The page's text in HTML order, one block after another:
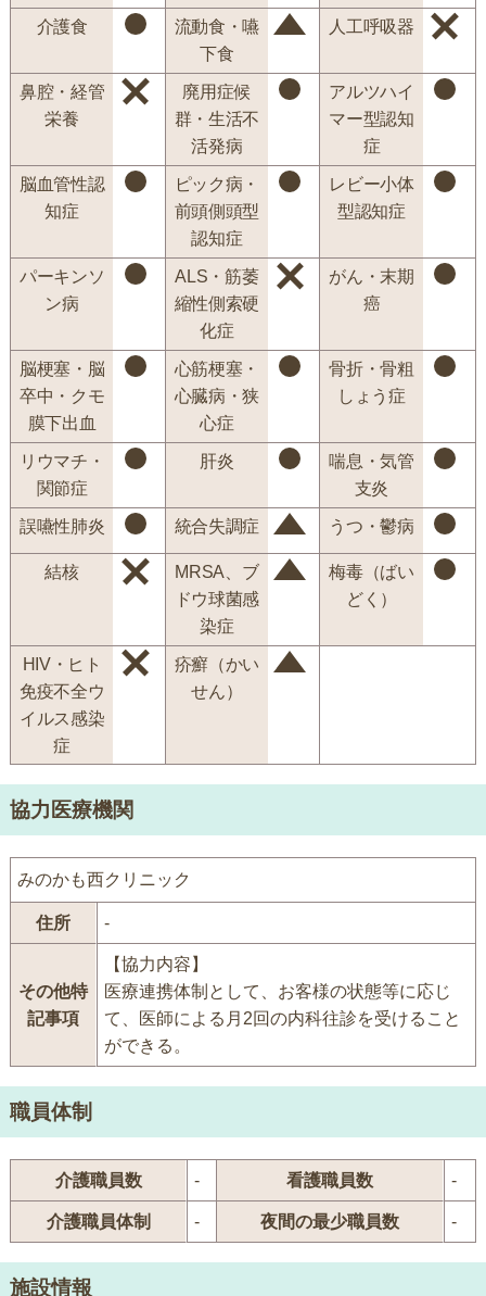
介護食
流動食・嚥
下食
人工呼吸器
鼻腔・経管
栄養
廃用症候
群・生活不
活発病
アルツハイ
マー型認知
症
脳血管性認
知症
ピック病・
前頭側頭型
認知症
レビー小体
型認知症
パーキンソ
ン病
ALS・筋萎
縮性側索硬
化症
がん・末期
癌
脳梗塞・脳
卒中・クモ
膜下出血
心筋梗塞・
心臓病・狭
心症
骨折・骨粗
しょう症
リウマチ・
関節症
肝炎
喘息・気管
支炎
誤嚥性肺炎 統合失調症 うつ・鬱病
結核
MRSA、ブ
ドウ球菌感
染症
梅毒（ばい
どく）
HIV・ヒト
免疫不全ウ
イルス感染
症
疥癬（かい
せん）
協力医療機関
みのかも西クリニック
住所 -
その他特
記事項
【協力内容】
医療連携体制として、お客様の状態等に応じ
て、医師による月2回の内科往診を受けること
ができる。
職員体制
介護職員数 - 看護職員数 -
介護職員体制 - 夜間の最少職員数 -
施設情報